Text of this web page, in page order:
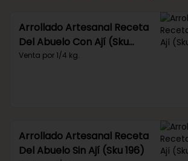
Arrollado Artesanal Receta
Del Abuelo Con Ají (Sku
175)
Venta por 1/4 kg.
Arrollado Artesanal Receta
Del Abuelo Sin Ají (Sku 196)